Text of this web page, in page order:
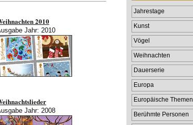
2010
Jahr: 2010
Jahr: 2008
Jahrestage
Kunst
Vögel
Weihnachten
Dauerserie
Europa
Europäische Themen
Berühmte Personen